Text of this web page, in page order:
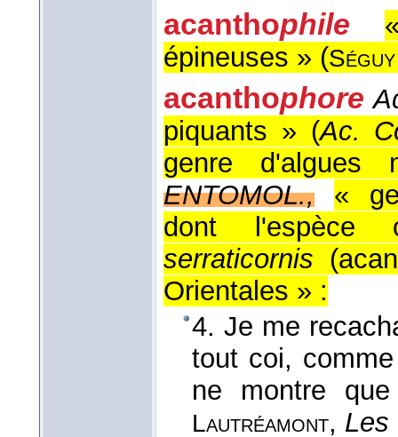
acanthophile
épineuses » (Séguy
acanthophore
piquants » (Ac.
genre d'algues
ENTOMOL.,
«
dont l'espèce
serraticornis
Orientales » :
4. Je me
tout coi,
ne montre
Lautréamont, Les